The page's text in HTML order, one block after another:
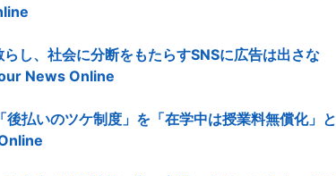
らし、社会に分断をもたらすSNSに広告は出さな
News Online
払いのツケ制度」を「在学中は授業料無償化」と